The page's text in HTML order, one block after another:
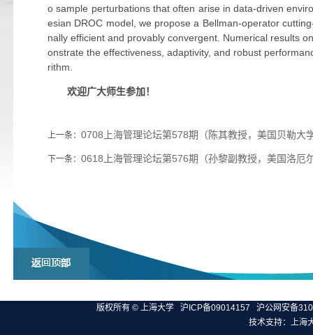
o sample perturbations that often arise in data-driven
esian DROC model, we propose a Bellman-operator
nally efficient and provably convergent. Numerical results
onstrate the effectiveness, adaptivity, and robust
rithm.
欢迎广大师生参加！
上一条： 0708上海管理论坛第578期（陈其教授，美国贝勒大
下一条： 0618上海管理论坛第576期（孙黎副教授，美国洛厄
版权所有 © 上海大学 沪ICP备09014157
沪公网安备
技术支持：上海